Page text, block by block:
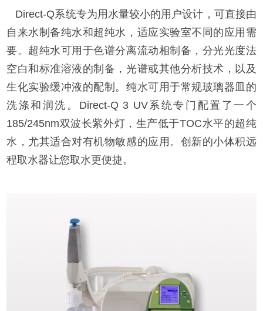
Direct-Q系统专为用水量较小的用户设计，可直接由
自来水制备纯水和超纯水，适应实验室不同的应用需
要。超纯水可用于色谱分离流动相制备，分光光度法
空白和标准溶液的制备，光谱或其他分析技术，以及
生化实验缓冲液的配制。纯水可用于常规玻璃器皿的
洗涤和润洗。Direct-Q 3 UV系统专门配置了一个
185/245nm双波长紫外灯，生产低于TOC水平的超纯
水，尤其适合对有机物敏感的应用。创新的小体积远
程取水器让您取水更便捷。